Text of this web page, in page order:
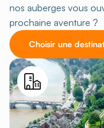
nos auberges vous
prochaine aventure ?
Choisir une